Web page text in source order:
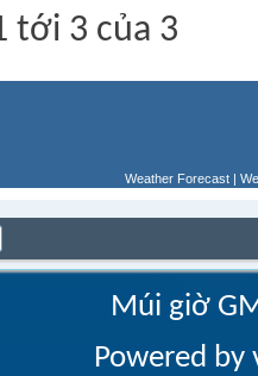
tới 3 của 3
Weather Forecast |
Múi giờ
Powered